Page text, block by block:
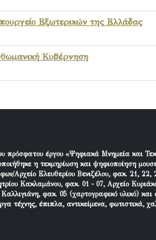
Εξωτερικών της Ελλάδας
Κυβέρνηση
πρόσφατου έργου «Ψηφιακά Μνημεία και
η τεκμηρίωση και ψηφιοποίηση
Αρχείο Ελευθερίου Βενιζέλου, φακ. 21,
Κακλαμάνου, φακ. 01 - 07, Αρχείο
φακ. 05 (χαρτογραφικό υλικό)
τέχνης, έπιπλα, αντικείμενα, φωτιστικά,